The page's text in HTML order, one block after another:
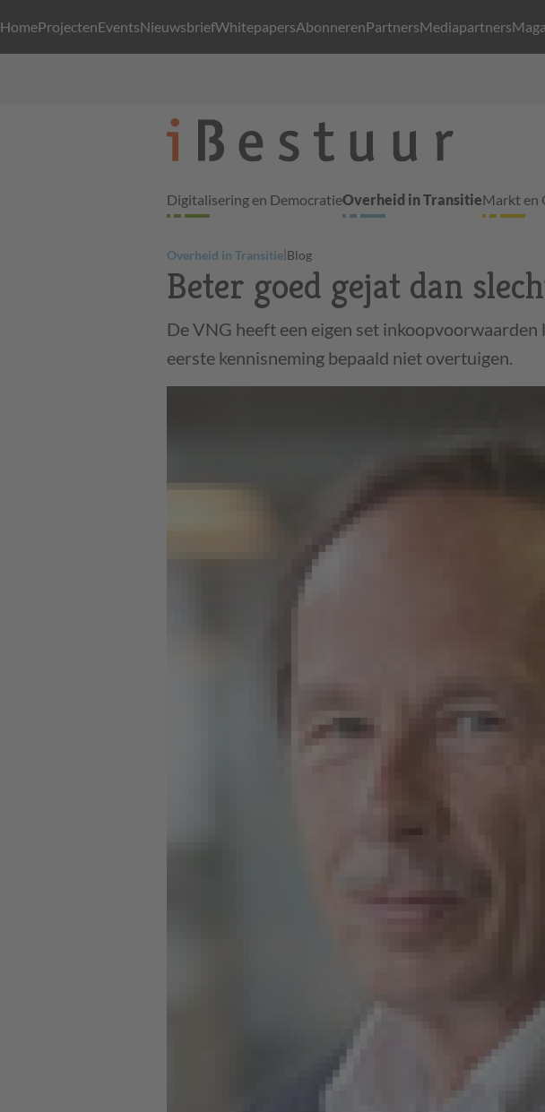
HomeProjectenEventsNieuwsbriefWhitepapersAbonnerenPartnersMediapartners
Digitalisering en DemocratieOverheid in TransitieMarkt en
Overheid in Transitie|Blog
Beter goed gejat dan
De VNG heeft een eigen set
eerste kennisneming bepaald niet overtuigen.